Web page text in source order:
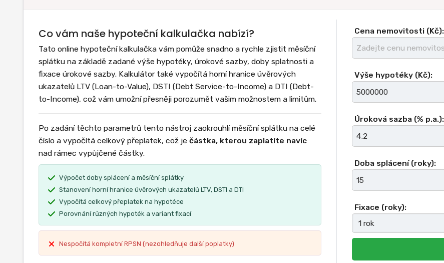
Co vám naše hypoteční kalkulačka nabízí?
Tato online hypoteční kalkulačka vám pomůže snadno a rychle zjistit měsíční
splátku na základě zadané výše hypotéky, úrokové sazby, doby splatnosti a
fixace úrokové sazby. Kalkulátor také vypočítá horní hranice úvěrových
ukazatelů LTV (Loan-to-Value), DSTI (Debt Service-to-Income) a DTI (Debt-
to-Income), což vám umožní přesněji porozumět vašim možnostem a limitům.
Po zadání těchto parametrů tento nástroj zaokrouhlí měsíční splátku na celé
číslo a vypočítá celkový přeplatek, což je částka, kterou zaplatíte navíc
nad rámec vypůjčené částky.
Výpočet doby splácení a měsíční splátky
Stanovení horní hranice úvěrových ukazatelů LTV, DSTI a DTI
Vypočítá celkový přeplatek na hypotéce
Porovnání různých hypoték a variant fixací
Nespočítá kompletní RPSN (nezohledňuje další poplatky)
Cena nemovitosti (Kč):
Výše hypotéky (Kč):
Úroková sazba (% p.a.):
Doba splácení (roky):
Fixace (roky):